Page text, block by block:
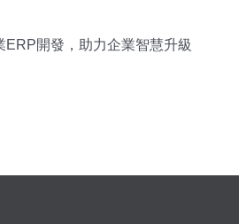
ERP開發，助力企業智慧升級